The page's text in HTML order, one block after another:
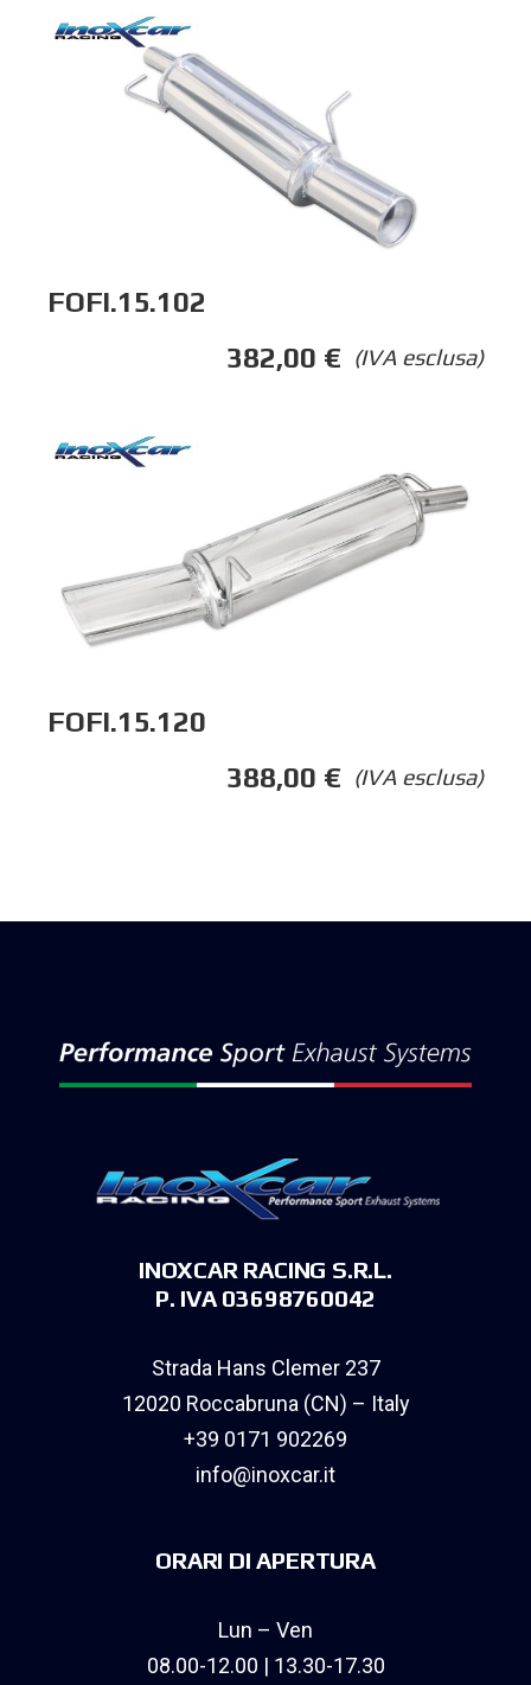
FOFI.15.102
(IVA esclusa)
382,00 €
FOFI.15.120
(IVA esclusa)
388,00 €
INOXCAR RACING S.R.L.
P. IVA 03698760042
Strada Hans Clemer 237
12020 Roccabruna (CN) – Italy
+39 0171 902269
info@inoxcar.it
ORARI DI APERTURA
Lun – Ven
08.00-12.00 | 13.30-17.30